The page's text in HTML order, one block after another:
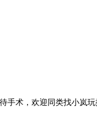
待手术，欢迎同类找小岚